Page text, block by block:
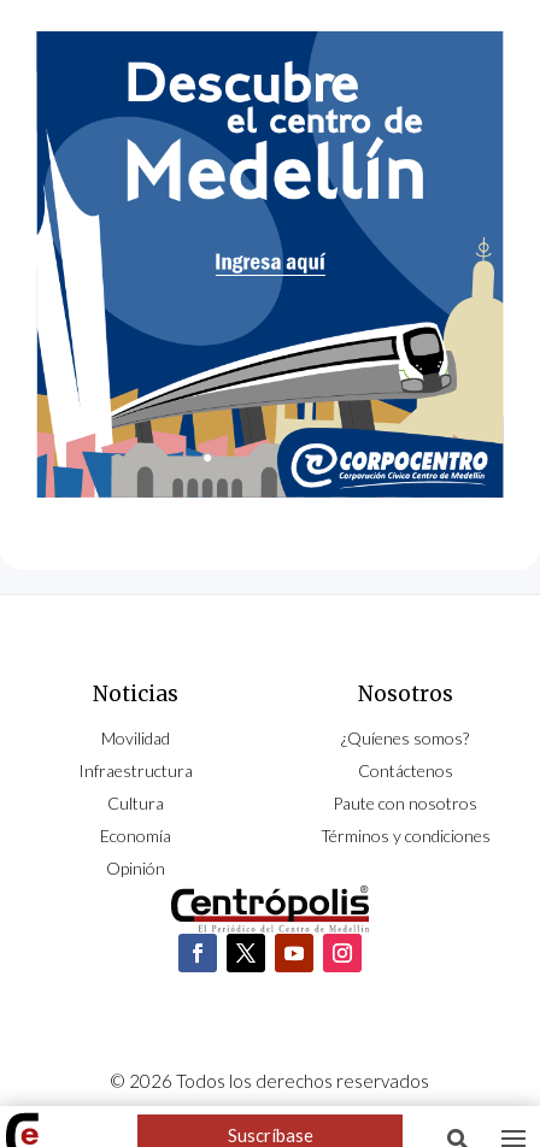
Noticias
Movilidad
Infraestructura
Cultura
Economía
Opinión
Nosotros
¿Quíenes somos?
Contáctenos
Paute con nosotros
Términos y condiciones
© 2026 Todos los derechos reservados
CORPOCENTRO | Hecho con pasión porNeoCiclo
Suscríbase
